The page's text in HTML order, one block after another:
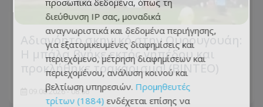
Αδιανόητο σκηνικό στην Ουρουγουάη:
Η μπάλα βγήκε εκτός γηπέδου και
προκλήθηκε τρακάρισμα! (BINTEO)
09.08.2026 - 08:56
προσωπικά δεδομένα, όπως τη
διεύθυνση IP σας, μοναδικά
αναγνωριστικά και δεδομένα περιήγησης,
για εξατομικευμένες διαφημίσεις και
περιεχόμενο, μέτρηση διαφημίσεων και
περιεχομένου, ανάλυση κοινού και
βελτίωση υπηρεσιών. Προμηθευτές
τρίτων (1884) ενδέχεται επίσης να